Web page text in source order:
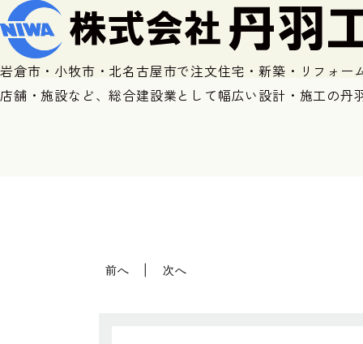
岩倉市・小牧市・北名古屋市で注文住宅・新築・リフォー
店舗・施設など、総合建設業として幅広い設計・施工の丹
前へ 次へ